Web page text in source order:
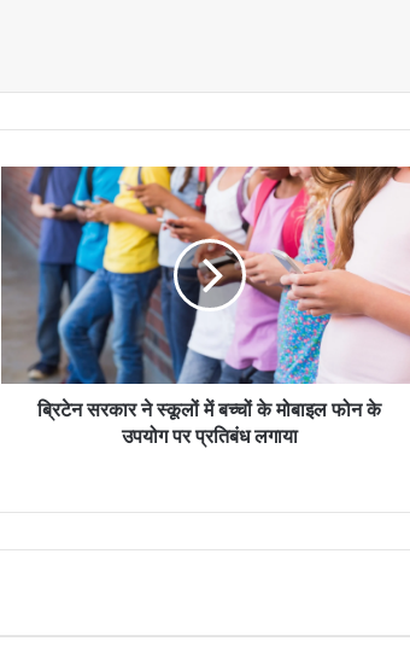
ब्रिटेन
सरकार
स्कूलों
मोबाइल
फोन
ब्रिटेन सरकार ने स्कूलों में बच्चों के मोबाइल फोन के
उपयोग पर प्रतिबंध लगाया